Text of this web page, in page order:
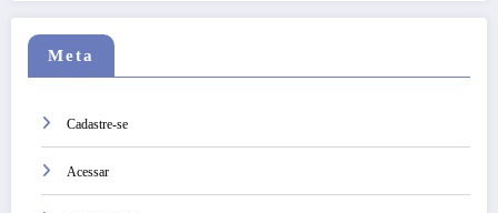
Meta
Cadastre-se
Acessar